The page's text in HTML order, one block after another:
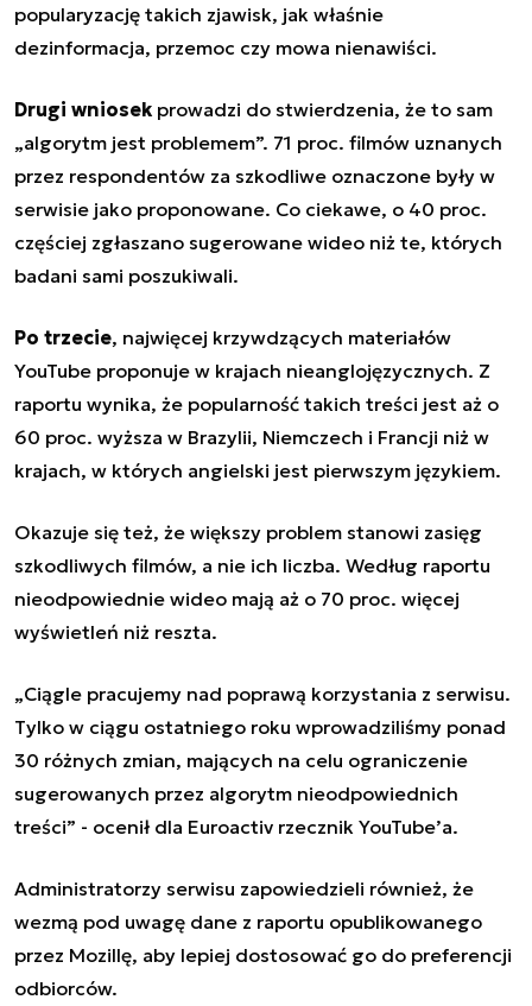
popularyzację takich zjawisk, jak właśnie
dezinformacja, przemoc czy mowa nienawiści.
Drugi wniosek prowadzi do stwierdzenia, że to sam
„algorytm jest problemem”. 71 proc. filmów uznanych
przez respondentów za szkodliwe oznaczone były w
serwisie jako proponowane. Co ciekawe, o 40 proc.
częściej zgłaszano sugerowane wideo niż te, których
badani sami poszukiwali.
Po trzecie, najwięcej krzywdzących materiałów
YouTube proponuje w krajach nieanglojęzycznych. Z
raportu wynika, że popularność takich treści jest aż o
60 proc. wyższa w Brazylii, Niemczech i Francji niż w
krajach, w których angielski jest pierwszym językiem.
Okazuje się też, że większy problem stanowi zasięg
szkodliwych filmów, a nie ich liczba. Według raportu
nieodpowiednie wideo mają aż o 70 proc. więcej
wyświetleń niż reszta.
„Ciągle pracujemy nad poprawą korzystania z serwisu.
Tylko w ciągu ostatniego roku wprowadziliśmy ponad
30 różnych zmian, mających na celu ograniczenie
sugerowanych przez algorytm nieodpowiednich
treści” - ocenił dla Euroactiv rzecznik YouTube’a.
Administratorzy serwisu zapowiedzieli również, że
wezmą pod uwagę dane z raportu opublikowanego
przez Mozillę, aby lepiej dostosować go do preferencji
odbiorców.